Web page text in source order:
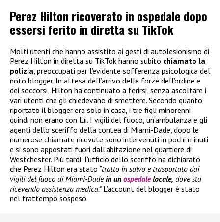
Perez Hilton ricoverato in ospedale dopo
essersi ferito in diretta su TikTok
Molti utenti che hanno assistito ai gesti di autolesionismo di
Perez Hilton in diretta su TikTok hanno subito chiamato la
polizia, preoccupati per l’evidente sofferenza psicologica del
noto blogger. In attesa dell’arrivo delle forze dell’ordine e
dei soccorsi, Hilton ha continuato a ferirsi, senza ascoltare i
vari utenti che gli chiedevano di smettere. Secondo quanto
riportato il blogger era solo in casa, i tre figli minorenni
quindi non erano con lui. I vigili del fuoco, un’ambulanza e gli
agenti dello sceriffo della contea di Miami-Dade, dopo le
numerose chiamate ricevute sono intervenuti in pochi minuti
e si sono appostati fuori dall’abitazione nel quartiere di
Westchester. Più tardi, l’ufficio dello sceriffo ha dichiarato
che Perez Hilton era stato “tratto in salvo e trasportato dai
vigili del fuoco di Miami-Dadein un ospedalelocale, dove sta
ricevendo assistenza medica.”L’account del blogger è stato
nel frattempo sospeso.